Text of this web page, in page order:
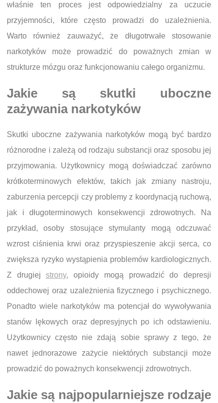
właśnie ten proces jest odpowiedzialny za uczucie
przyjemności, które często prowadzi do uzależnienia.
Warto również zauważyć, że długotrwałe stosowanie
narkotyków może prowadzić do poważnych zmian w
strukturze mózgu oraz funkcjonowaniu całego organizmu.
Jakie są skutki uboczne
zażywania narkotyków
Skutki uboczne zażywania narkotyków mogą być bardzo
różnorodne i zależą od rodzaju substancji oraz sposobu jej
przyjmowania. Użytkownicy mogą doświadczać zarówno
krótkoterminowych efektów, takich jak zmiany nastroju,
zaburzenia percepcji czy problemy z koordynacją ruchową,
jak i długoterminowych konsekwencji zdrowotnych. Na
przykład, osoby stosujące stymulanty mogą odczuwać
wzrost ciśnienia krwi oraz przyspieszenie akcji serca, co
zwiększa ryzyko wystąpienia problemów kardiologicznych.
Z drugiejstrony, opioidy mogą prowadzić do depresji
oddechowej oraz uzależnienia fizycznego i psychicznego.
Ponadto wiele narkotyków ma potencjał do wywoływania
stanów lękowych oraz depresyjnych po ich odstawieniu.
Użytkownicy często nie zdają sobie sprawy z tego, że
nawet jednorazowe zażycie niektórych substancji może
prowadzić do poważnych konsekwencji zdrowotnych.
Jakie są najpopularniejsze rodzaje